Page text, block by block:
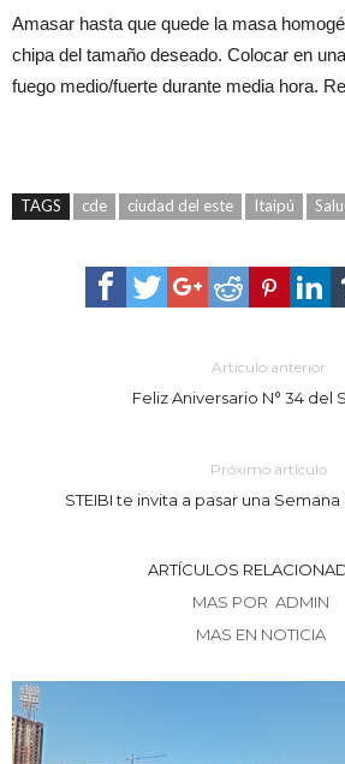
Amasar hasta que quede la masa
chipa del tamaño deseado. Colocar en
fuego medio/fuerte durante media hora.
TAGS cde ciudad del este Itaipú
Artículo anterior
Feliz Aniversario N° 34 del
Próximo artículo
STEIBI te invita a pasar una
ARTÍCULOS
MAS POR ADMIN
MAS EN NOTICIA